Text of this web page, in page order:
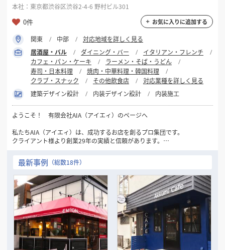
本社：東京都渋谷区渋谷2-4-6 野村ビル301
0件 お気に入りに追加する
関東 中部
対応地域を詳しく見る
居酒屋・バル
ダイニング・バー
イタリアン・フレンチ
カフェ・パン・ケーキ
ラーメン・そば・うどん
寿司・日本料理
焼肉・中華料理・韓国料理
クラブ・スナック
その他飲食店
対応業種を詳しく見る
建築デザイン設計
内装デザイン設計 内装施工
ようこそ！ 有限会社AIA（アイエィ）のページへ
私たちAIA（アイエィ）は、成功するお店を創るプロ集団です。
クライアント様より創業29年の実績と信頼があります。
最初の御相談と御見積りは無料です。
■仕事のおおよその流れは、
お客様からの御相談➡物件探しのお手伝い➡レイアウト・3DCGパースな
どの御提案
➡御見積書の御提案➡成約➡工事施工➡完成引渡し➡開店準備➡オープン
➡アフターフォロー
■その他に次のようなご相談にも応じます、
◦ファイナンスの御相談
◦リースの御相談
最新事例 （総数18件）